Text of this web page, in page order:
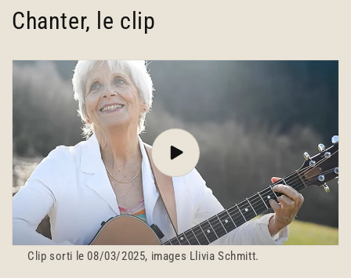
Chanter, le clip
Clip sorti le 08/03/2025, images Llivia Schmitt.